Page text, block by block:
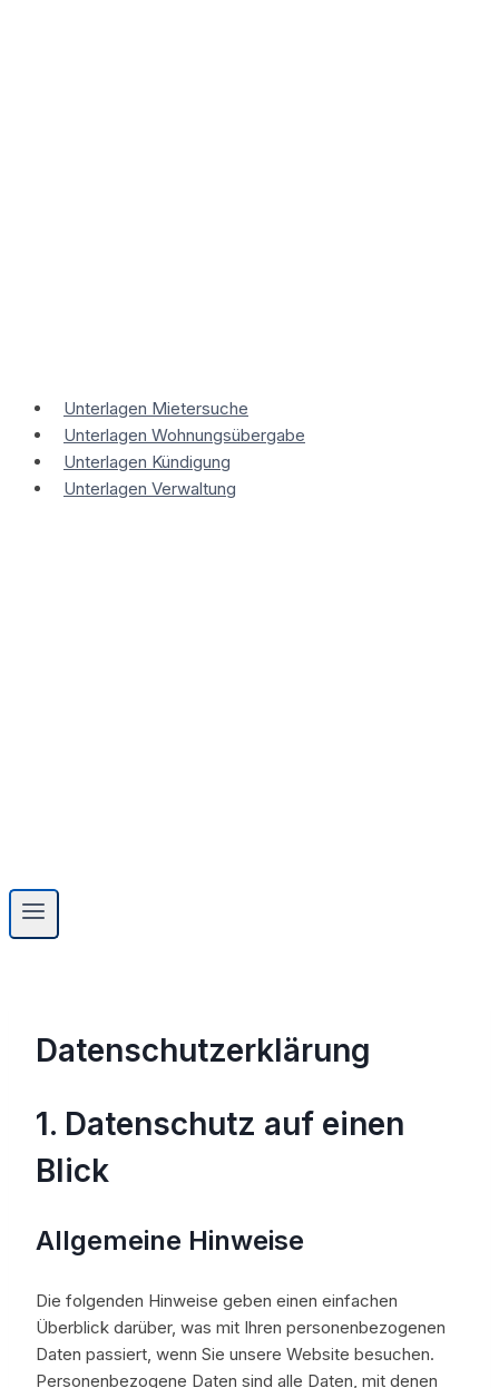
Unterlagen Mietersuche
Unterlagen Wohnungsübergabe
Unterlagen Kündigung
Unterlagen Verwaltung
Datenschutzerklärung
1. Datenschutz auf einen
Blick
Allgemeine Hinweise
Die folgenden Hinweise geben einen einfachen
Überblick darüber, was mit Ihren personenbezogenen
Daten passiert, wenn Sie unsere Website besuchen.
Personenbezogene Daten sind alle Daten, mit denen